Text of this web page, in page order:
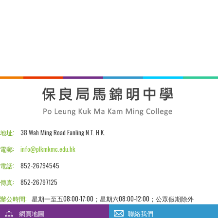
地址:
38 Wah Ming Road Fanling N.T. H.K.
電郵:
info@plkmkmc.edu.hk
電話:
852-26794545
傳真:
852-26797125
辦公時間: 星期一至五08:00-17:00；星期六08:00-12:00；公眾假期除外
網頁地圖
聯絡我們